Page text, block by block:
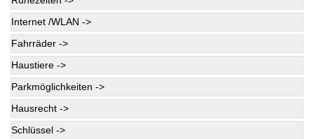
Internet /WLAN ->
Fahrräder ->
Haustiere ->
Parkmöglichkeiten ->
Hausrecht ->
Schlüssel ->